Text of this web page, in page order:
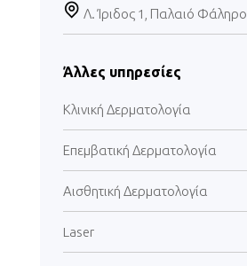
Λ. Ίριδος 1, Παλαιό Φάληρο
Άλλες υπηρεσίες
Κλινική Δερματολογία
Επεμβατική Δερματολογία
Αισθητική Δερματολογία
Laser